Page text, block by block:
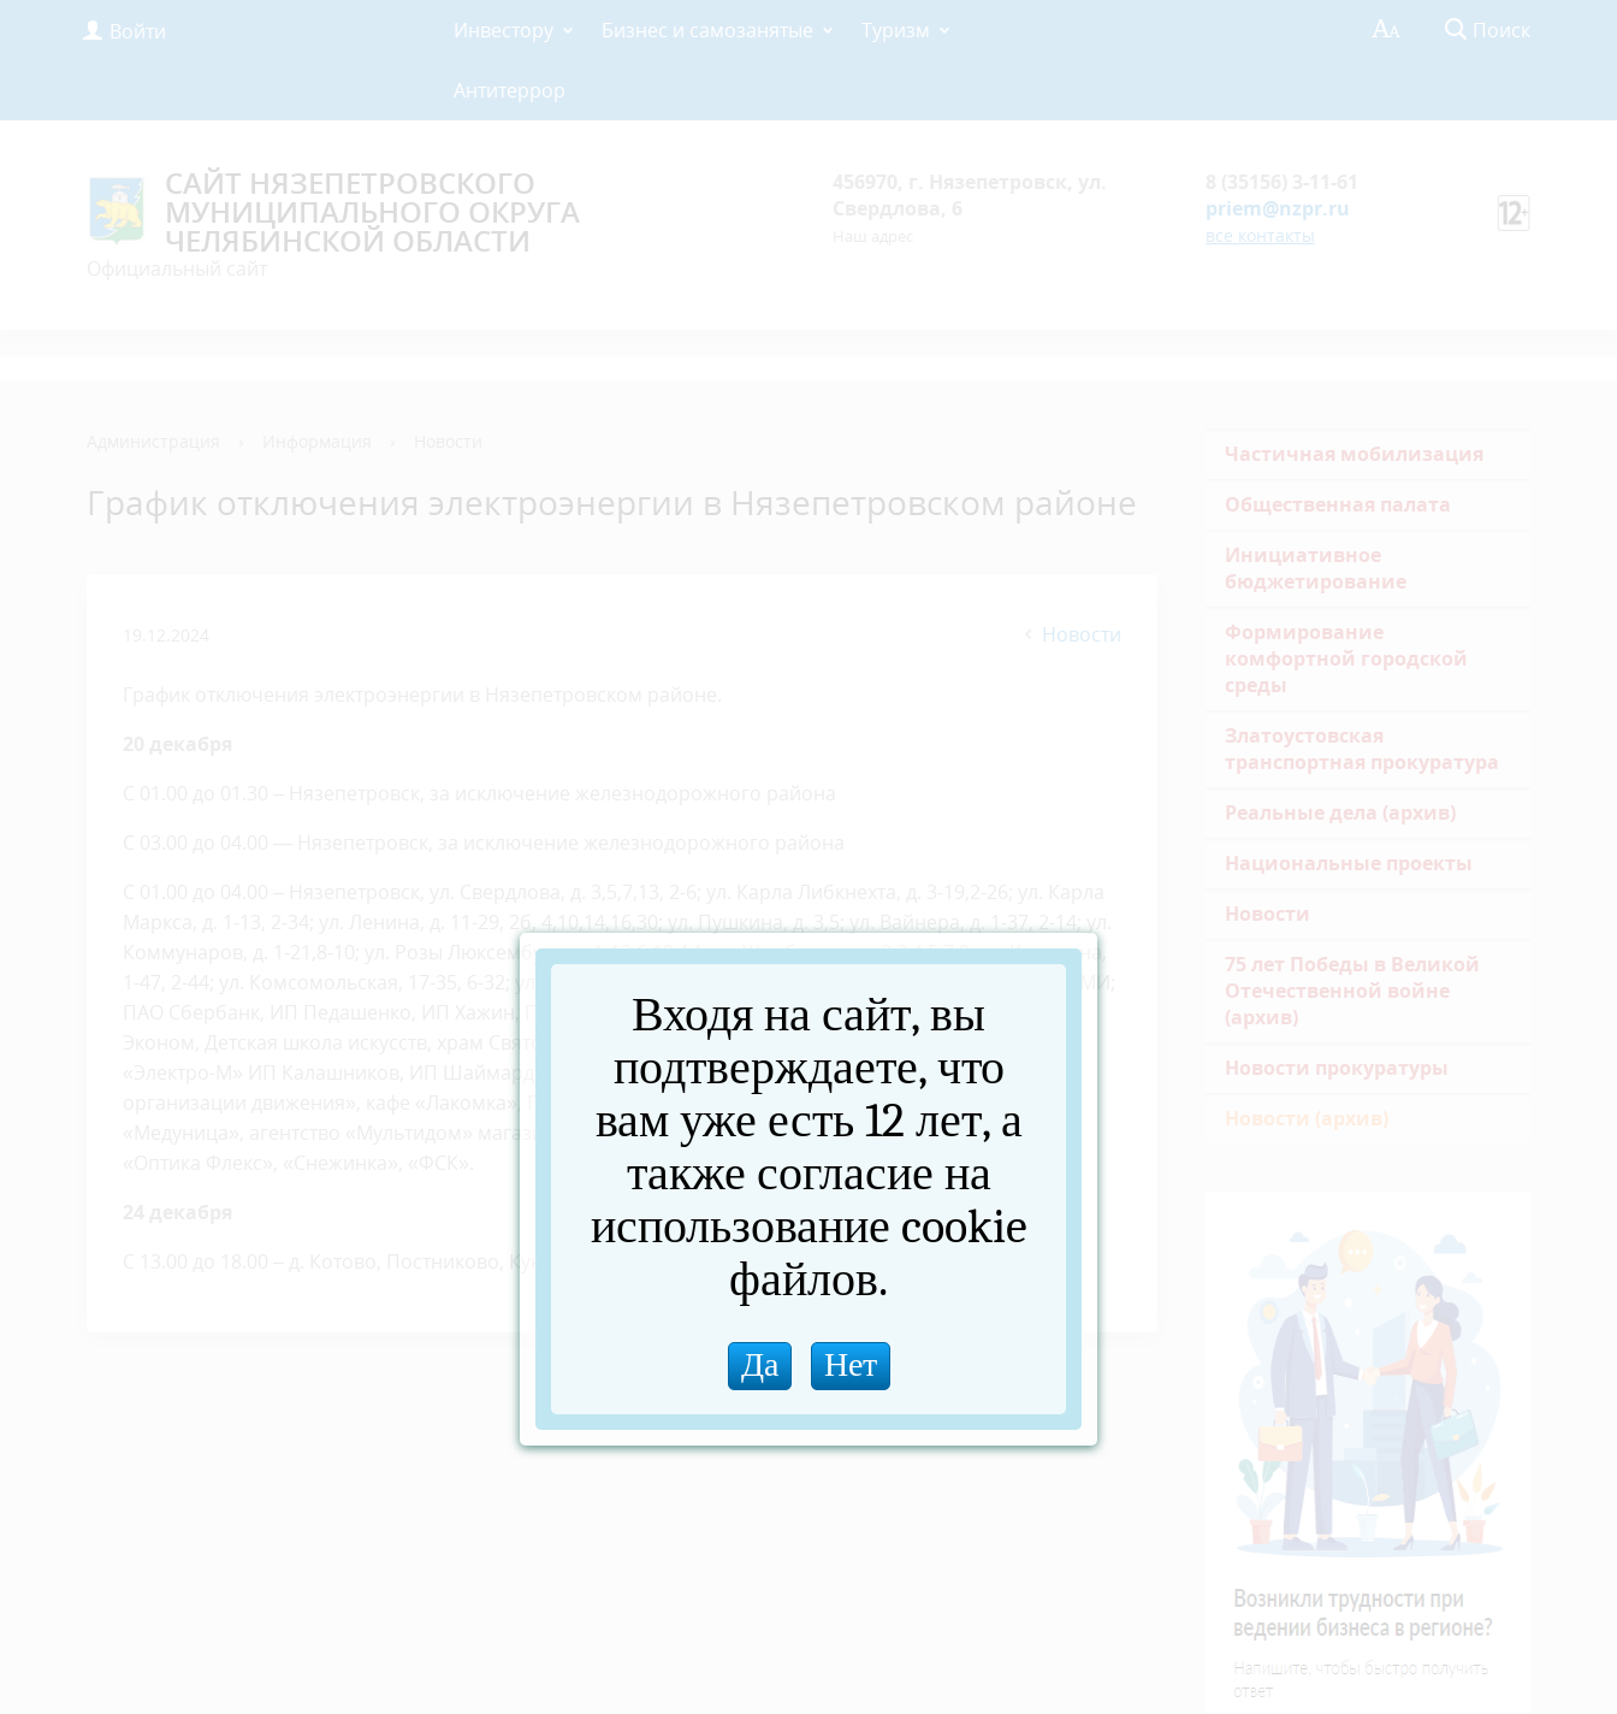
Войти Инвестору Бизнес и самозанятые Туризм
Антитеррор
Поиск
САЙТ НЯЗЕПЕТРОВСКОГО
МУНИЦИПАЛЬНОГО ОКРУГА
ЧЕЛЯБИНСКОЙ ОБЛАСТИ
priem@nzpr.ru
все контакты
График отключения электроэнергии в Нязепетровском районе
Новости
Маркса, д. 1-13, 2-34; ул. Ленина, д. 11-29, 2б, 4,10,14,16,30; ул. Пушкина, д. 3,5; ул. Вайнера, д. 1-37, 2-14; ул.
Коммунаров, д. 1-21,8-10; ул. Розы Люксембург, д. 1-13,6,10-14; ул. Щербакова, д. 2,3,4,5,7,9; ул. Калинина,
ПАО Сбербанк, ИП Педашенко, ИП Хажин, ПАО Тендер Магнит, ИП Рычкова, МВД, Россгвардия, Такси
Эконом, Детская школа искусств, храм Святой Троицы, ИП Киселева Т.С., ООО «Прайм», детский дом,
«Электро-М» ИП Калашников, ИП Шаймарданова, Электроник ШОП, ИП Шахоткин, ООО «Служба
организации движения», кафе «Лакомка», ПАО «Монетка», магазин «Галактика», СОШ №1, аптека
«Медуница», агентство «Мультидом» магазины: «Ида», «Варвара», «Наш Мясной», «Капитошка»,
Частичная мобилизация
Общественная палата
Инициативное
бюджетирование
Формирование
комфортной городской
среды
Златоустовская
транспортная прокуратура
Реальные дела (архив)
Национальные проекты
Новости
75 лет Победы в Великой
Отечественной войне
(архив)
Новости прокуратуры
Новости (архив)
Входя на сайт, вы
подтверждаете, что
вам уже есть 12 лет, а
также согласие на
использование cookie
файлов.